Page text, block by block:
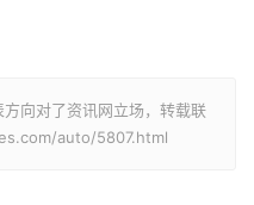
向对了资讯网立场，转载联
auto/5807.html